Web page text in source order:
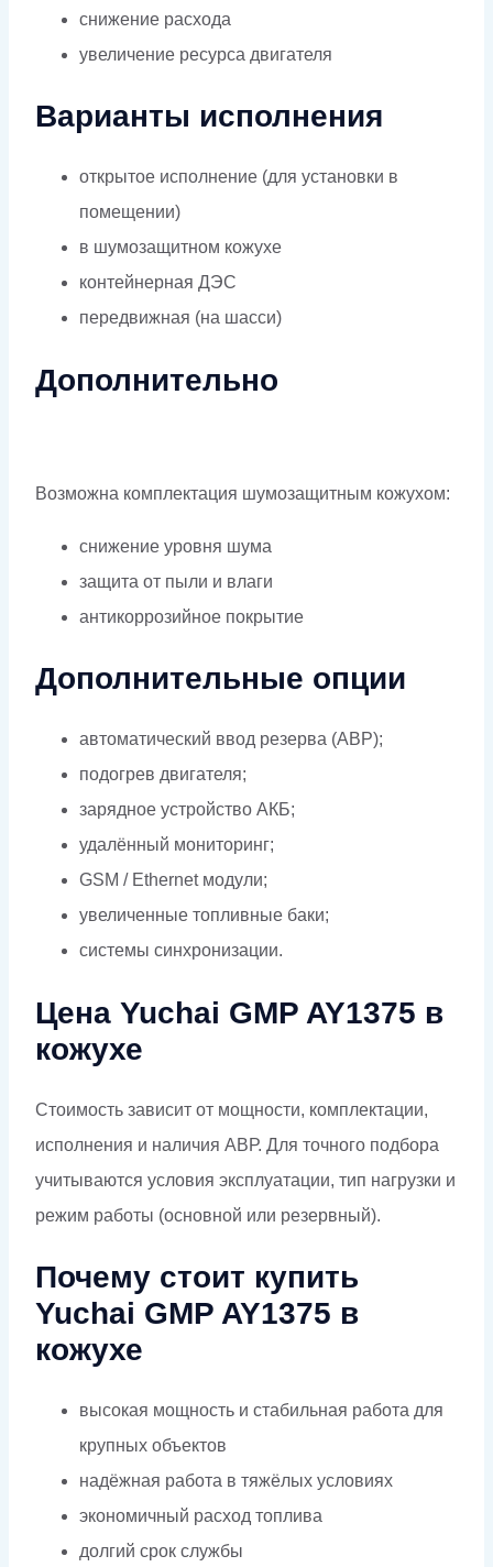
снижение расхода
увеличение ресурса двигателя
Варианты исполнения
открытое исполнение (для установки в
помещении)
в шумозащитном кожухе
контейнерная ДЭС
передвижная (на шасси)
Дополнительно
Возможна комплектация шумозащитным кожухом:
снижение уровня шума
защита от пыли и влаги
антикоррозийное покрытие
Дополнительные опции
автоматический ввод резерва (АВР);
подогрев двигателя;
зарядное устройство АКБ;
удалённый мониторинг;
GSM / Ethernet модули;
увеличенные топливные баки;
системы синхронизации.
Цена Yuchai GMP AY1375 в
кожухе
Стоимость зависит от мощности, комплектации,
исполнения и наличия АВР. Для точного подбора
учитываются условия эксплуатации, тип нагрузки и
режим работы (основной или резервный).
Почему стоит купить
Yuchai GMP AY1375 в
кожухе
высокая мощность и стабильная работа для
крупных объектов
надёжная работа в тяжёлых условиях
экономичный расход топлива
долгий срок службы